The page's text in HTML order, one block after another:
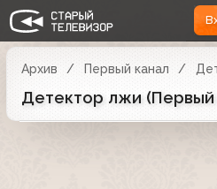
Архив Первый канал
Детектор лжи (Первый